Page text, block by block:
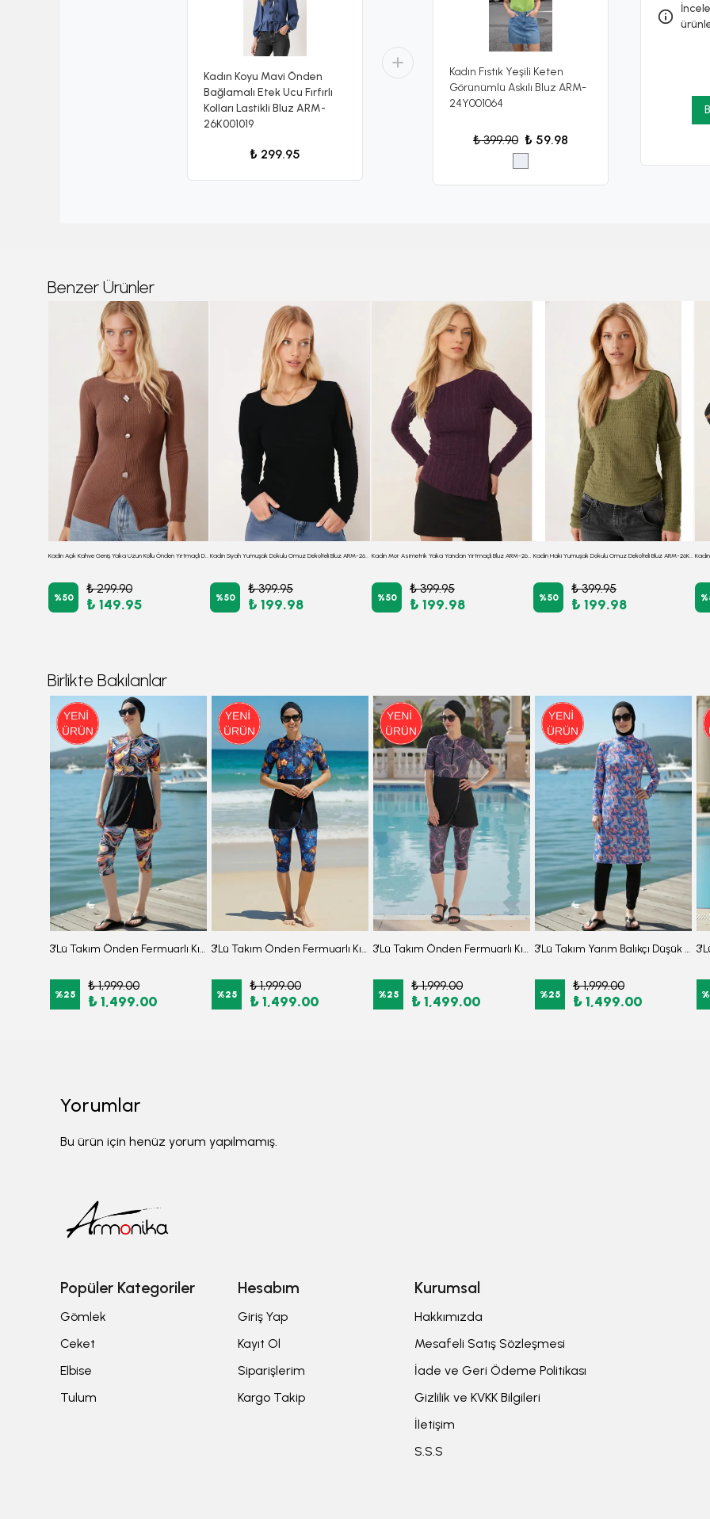
Kadın Koyu Mavi Önden
Bağlamalı Etek Ucu Fırfırlı
Kolları Lastikli Bluz ARM-
26K001019
₺ 299.95
Kadın Fıstık Yeşili Keten
Görünümlü Askılı Bluz ARM-
24Y001064
₺ 399.90 ₺ 59.98
Benzer Ürünler
%50
₺ 299.90
₺ 149.95 %50
₺ 399.95
₺ 199.98 %50
₺ 399.95
₺ 199.98 %50
₺ 399.95
₺ 199.98 %
Birlikte Bakılanlar
3'Lü Takım Önden Fermuarlı Kısa Kollu Diz Altı Taytlı Burkini Su İtici Kumaş Yarı Tesettür Mayo D47
%25
₺ 1,999.00
₺ 1,499.00
3'Lü Takım Önden Fermuarlı Kısa Kollu Diz Altı Taytlı Burkini Su İtici Kumaş Yarı Tesettür Mayo D52
%25
₺ 1,999.00
₺ 1,499.00
3'Lü Takım Önden Fermuarlı Kısa Kollu Diz Altı Taytlı Burkini Su İtici Kumaş Yarı Tesettür Mayo D24
%25
₺ 1,999.00
₺ 1,499.00
3'Lü Takım Yarım Balıkçı Düşük Omuz Yarasakol Likralı Kumaş Burkini Tesettür Mayo D48
%25
₺ 1,999.00
₺ 1,499.00 %
Yorumlar
Bu ürün için henüz yorum yapılmamış.
Popüler Kategoriler
Gömlek
Ceket
Elbise
Tulum
Hesabım
Giriş Yap
Kayıt Ol
Siparişlerim
Kargo Takip
Kurumsal
Hakkımızda
Mesafeli Satış Sözleşmesi
İade ve Geri Ödeme Politikası
Gizlilik ve KVKK Bilgileri
İletişim
S.S.S